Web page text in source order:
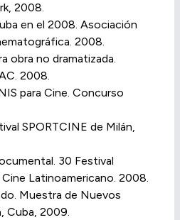
2008.
en el 2008. Asociación
2008.
obra no dramatizada.
2008.
para Cine. Concurso
SPORTCINE de Milán,
30 Festival
Latinoamericano. 2008.
Muestra de Nuevos
Cuba, 2009.